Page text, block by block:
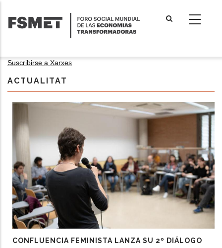
contenido
de acciones
Suscribirse a Xarxes
ACTUALITAT
CONFLUENCIA FEMINISTA LANZA SU 2º DIÁLOGO